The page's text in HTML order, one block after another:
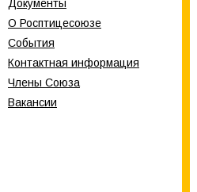
Документы
О Росптицесоюзе
События
Контактная информация
Члены Cоюза
Вакансии